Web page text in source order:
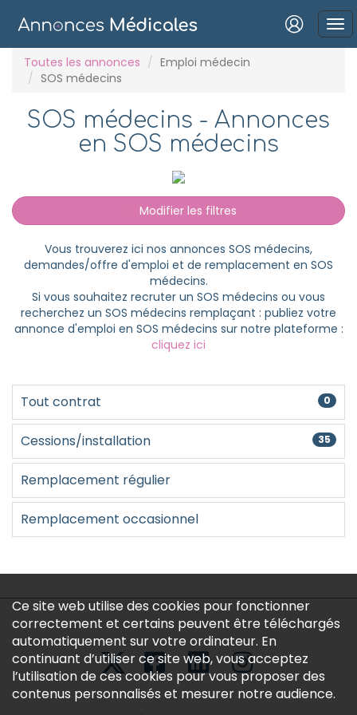
Connexion
Mot de passe oublié ?
Se connecter avec Google
Se connecter avec Facebook
Se connecter avec LinkedIn
Inscrivez-vous en un clic !
Toutes les annonces
Emploi médecin
SOS médecins
SOS médecins - Annonces
en SOS médecins
Modifier les filtres
Vous trouverez ici nos annonces SOS médecins,
demandes/offre d'emploi et de remplacement en SOS
médecins.
Si vous souhaitez recruter un SOS médecins ou vous
recherchez un SOS médecins remplaçant : publiez votre
annonce d'emploi en SOS médecins sur notre plateforme :
cliquez ici
Tout contrat 0
Cessions/installation 35
Remplacement régulier
Remplacement occasionnel
Ce site web utilise des cookies pour fonctionner
correctement et certains peuvent être téléchargés
automatiquement sur votre ordinateur. En
continuant d’utiliser ce site web, vous acceptez
l’utilisation de ces cookies pour vous proposer des
contenus personnalisés et mesurer notre audience.